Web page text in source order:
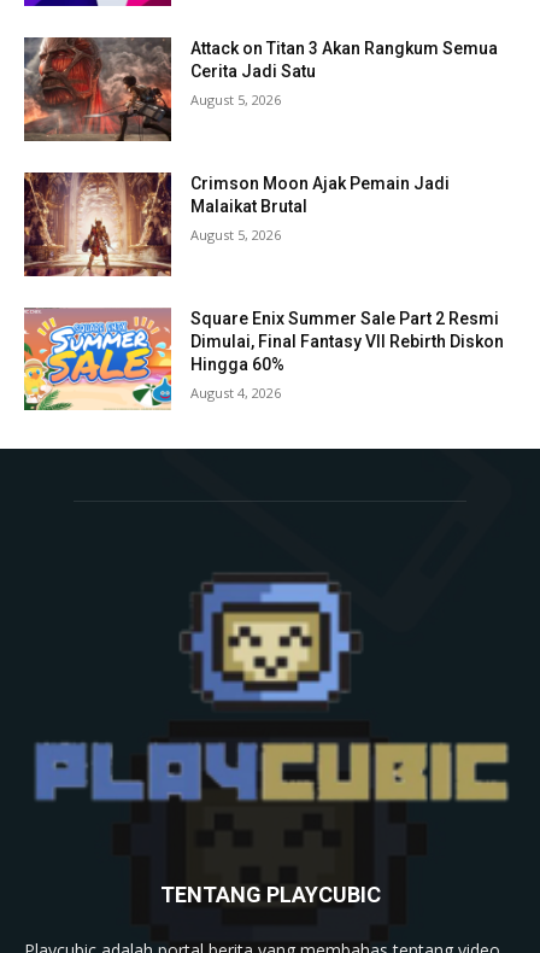
Attack on Titan 3 Akan Rangkum Semua
Cerita Jadi Satu
August 5, 2026
Crimson Moon Ajak Pemain Jadi
Malaikat Brutal
August 5, 2026
Square Enix Summer Sale Part 2 Resmi
Dimulai, Final Fantasy VII Rebirth Diskon
Hingga 60%
August 4, 2026
TENTANG PLAYCUBIC